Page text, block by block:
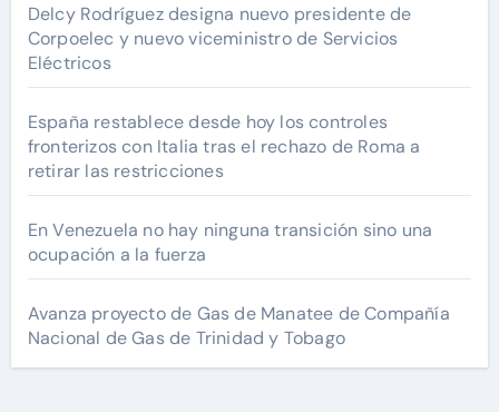
Delcy Rodríguez designa nuevo presidente de
Corpoelec y nuevo viceministro de Servicios
Eléctricos
España restablece desde hoy los controles
fronterizos con Italia tras el rechazo de Roma a
retirar las restricciones
En Venezuela no hay ninguna transición sino una
ocupación a la fuerza
Avanza proyecto de Gas de Manatee de Compañía
Nacional de Gas de Trinidad y Tobago